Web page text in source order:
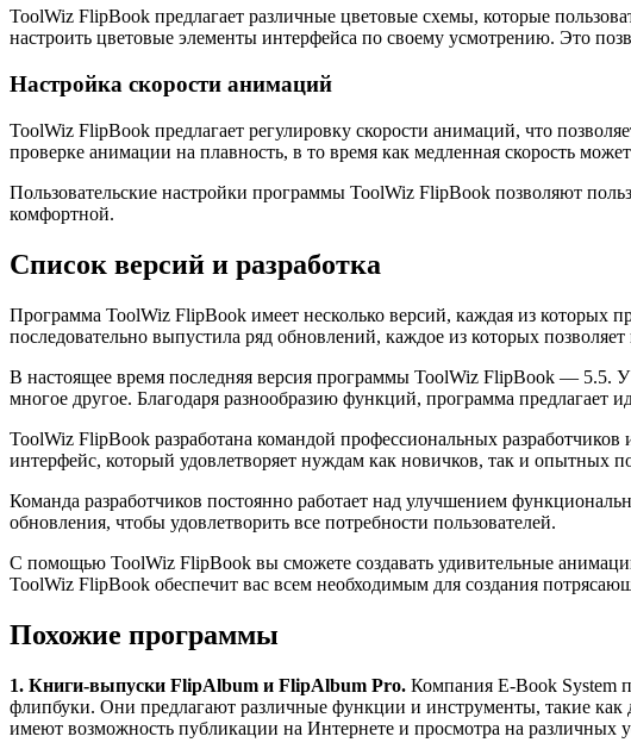
ToolWiz FlipBook предлагает различные цветовые схемы, которые
настроить цветовые элементы интерфейса по своему усмотрению. Это
Настройка скорости анимаций
ToolWiz FlipBook предлагает регулировку скорости анимаций, что
проверке анимации на плавность, в то время как медленная скорость
Пользовательские настройки программы ToolWiz FlipBook позволяют
комфортной.
Список версий и разработка
Программа ToolWiz FlipBook имеет несколько версий, каждая из которых
последовательно выпустила ряд обновлений, каждое из которых
В настоящее время последняя версия программы ToolWiz FlipBook — 5.5.
многое другое. Благодаря разнообразию функций, программа
ToolWiz FlipBook разработана командой профессиональных
интерфейс, который удовлетворяет нуждам как новичков, так и опытных
Команда разработчиков постоянно работает над улучшением
обновления, чтобы удовлетворить все потребности пользователей.
С помощью ToolWiz FlipBook вы сможете создавать удивительные
ToolWiz FlipBook обеспечит вас всем необходимым для создания
Похожие программы
1. Книги-выпуски FlipAlbum и FlipAlbum Pro. Компания E-Book System
флипбуки. Они предлагают различные функции и инструменты, такие
имеют возможность публикации на Интернете и просмотра на различных